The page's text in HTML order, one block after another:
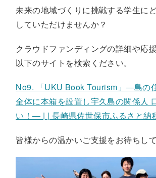
未来の地域づくりに挑戦する学生に
していただけませんか？
クラウドファンディングの詳細や応
以下のサイトを検索ください。
No9. 「UKU Book Tourism」―島の
全体に本箱を設置し宇久島の関係人
い！― | | 長崎県佐世保市ふるさと納
皆様からの温かいご支援をお待ちして